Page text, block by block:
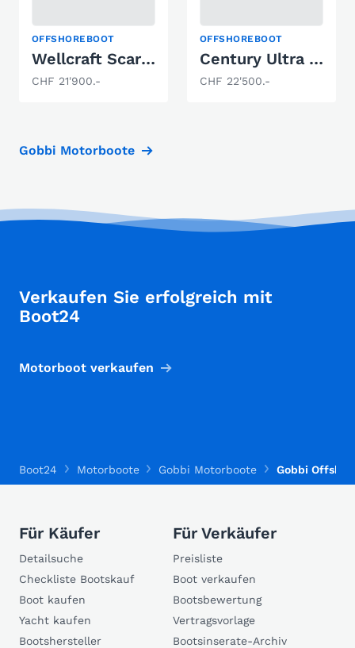
OFFSHOREBOOT
Wellcraft Scarab 21 Excel
CHF 21'900.-
OFFSHOREBOOT
Century Ultra 2 - Mercruiser 454 Magnum
CHF 22'500.-
Gobbi Motorboote
Verkaufen Sie erfolgreich mit
Boot24
Motorboot verkaufen
Boot24 Motorboote Gobbi Motorboote Gobbi
Für Käufer
Detailsuche
Checkliste Bootskauf
Boot kaufen
Yacht kaufen
Bootshersteller
Für Verkäufer
Preisliste
Boot verkaufen
Bootsbewertung
Vertragsvorlage
Bootsinserate-Archiv